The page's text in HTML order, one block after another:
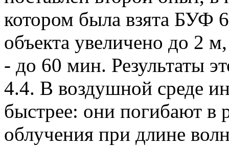
котором была взята БУФ
объекта увеличено до 2
- до 60 мин. Результаты
4.4. В воздушной среде
быстрее: они погибают в
облучения при длине